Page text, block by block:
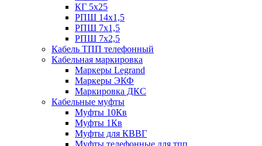
КГ 5х25
РПШ 14х1,5
РПШ 7х1,5
РПШ 7х2,5
Кабель ТПП телефонный
Кабельная маркировка
Маркеры Legrand
Маркеры ЭКФ
Маркировка ДКС
Кабельные муфты
Муфты 10Кв
Муфты 1Кв
Муфты для КВВГ
Муфты телефонные для тпп